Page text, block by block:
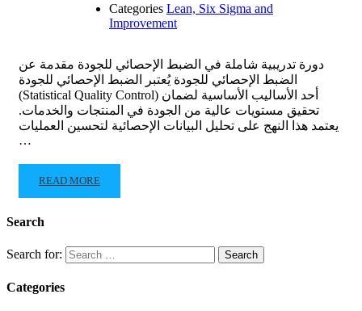
Categories Lean, Six Sigma and
Improvement
دورة تدريبية شاملة في الضبط الإحصائي للجودة مقدمة عن
الضبط الإحصائي للجودة يُعتبر الضبط الإحصائي للجودة
(Statistical Quality Control) أحد الأساليب الأساسية لضمان
تحقيق مستويات عالية من الجودة في المنتجات والخدمات.
يعتمد هذا النهج على تحليل البيانات الإحصائية لتحسين العمليات
…
READ MORE
Search
Search for:
Categories